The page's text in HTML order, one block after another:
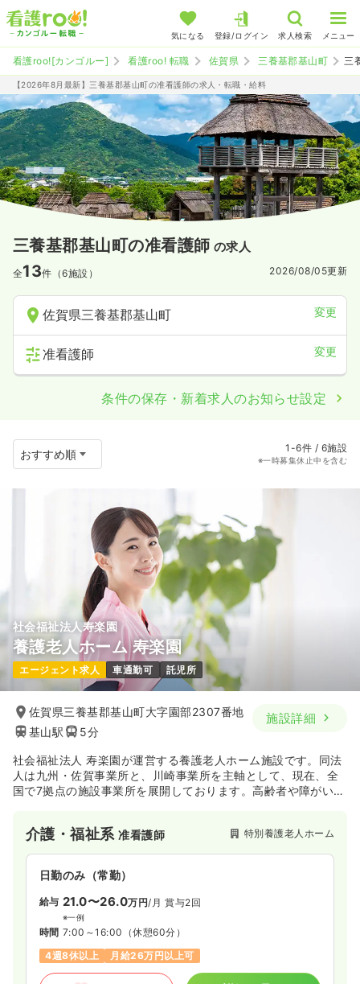
気になる 登録/ログイン 求人検索 メニュー
看護roo![カンゴルー] 看護roo! 転職 佐賀県 三養基郡基山町 三
【2026年8月最新】三養基郡基山町の准看護師の求人・転職・給料
三養基郡基山町の准看護師 の求人
全13件（6施設） 2026/08/05更新
佐賀県三養基郡基山町 変更
准看護師 変更
条件の保存・新着求人のお知らせ設定
1-6件 / 6施設
※一時募集休止中を含む
社会福祉法人寿楽園
養護老人ホーム 寿楽園
エージェント求人 車通勤可 託児所
佐賀県三養基郡基山町大字園部2307番地
基山駅
5分
施設詳細
社会福祉法人 寿楽園が運営する養護老人ホーム施設です。同法
人は九州・佐賀事業所と、川崎事業所を主軸として、現在、全
国で7拠点の施設事業所を展開しております。高齢者や障がい者
ています。
介護・福祉系准看護師 特別養護老人ホーム
日勤のみ（常勤）
給与 21.0〜26.0万円/月 賞与2回
※一例
時間 7:00～16:00 （休憩60分）
4週8休以上
月給26万円以上可